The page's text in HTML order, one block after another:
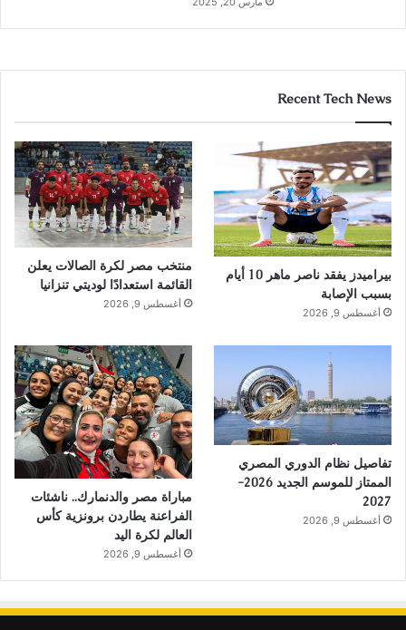
Recent Tech News
بيراميدز يفقد ناصر ماهر 10 أيام
بسبب الإصابة
أغسطس 9, 2026
منتخب مصر لكرة الصالات يعلن
القائمة استعدادًا لوديتي تنزانيا
أغسطس 9, 2026
تفاصيل نظام الدوري المصري
الممتاز للموسم الجديد 2026-
2027
أغسطس 9, 2026
مباراة مصر والدنمارك.. ناشئات
الفراعنة يطاردن برونزية كأس
العالم لكرة اليد
أغسطس 9, 2026